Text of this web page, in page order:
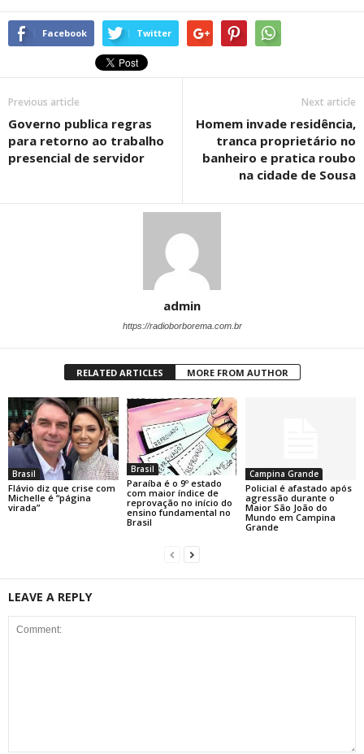
Facebook Twitter
Previous article
Governo publica regras
para retorno ao trabalho
presencial de servidor
Next article
Homem invade residência,
tranca proprietário no
banheiro e pratica roubo
na cidade de Sousa
admin
https://radioborborema.com.br
RELATED ARTICLES MORE FROM AUTHOR
Brasil
Flávio diz que crise com
Michelle é “página
virada”
Brasil
Paraíba é o 9º estado
com maior índice de
reprovação no início do
ensino fundamental no
Brasil
Campina Grande
Policial é afastado após
agressão durante o
Maior São João do
Mundo em Campina
Grande
LEAVE A REPLY